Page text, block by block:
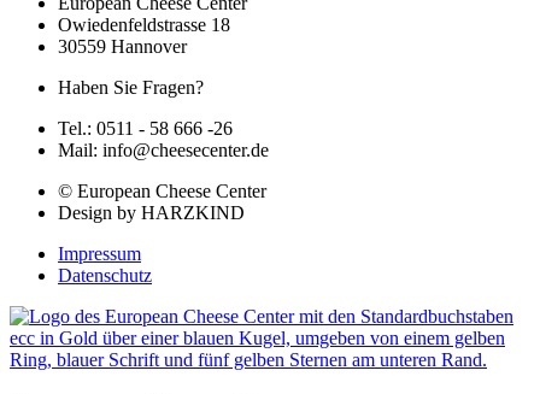
Owiedenfeldstrasse 18
30559 Hannover
Haben Sie Fragen?
Tel.: 0511 - 58 666 -26
Mail: info@cheesecenter.de
© European Cheese Center
Design by HARZKIND
Impressum
Datenschutz